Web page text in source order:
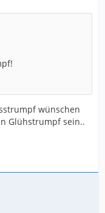
wünschen
Glühstrumpf sein..